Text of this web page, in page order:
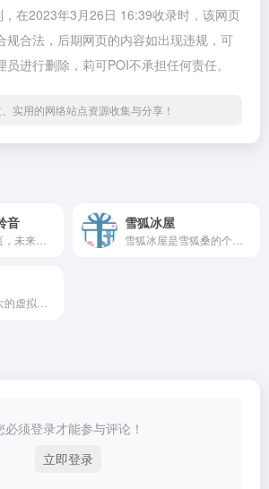
在2023年3月26日 16:39收录时，该网页
规合法，后期网页的内容如出现违规，可
进行删除，莉可POI不承担任何责任。
实用的网络站点资源收集与分享！
音 雪狐冰屋
必须登录才能参与评论！
立即登录